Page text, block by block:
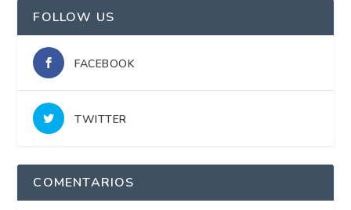
FOLLOW US
FACEBOOK
TWITTER
COMENTARIOS